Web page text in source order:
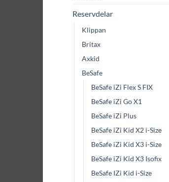
Reservdelar
Klippan
Britax
Axkid
BeSafe
BeSafe iZi Flex S FIX
BeSafe iZi Go X1
BeSafe iZi Plus
BeSafe iZi Kid X2 i-Size
BeSafe iZi Kid X3 i-Size
BeSafe iZi Kid X3 Isofix
BeSafe IZi Kid i-Size